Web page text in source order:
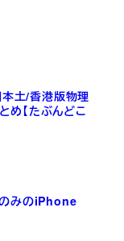
土/香港版物理
め【たぶんどこ
のみのiPhone